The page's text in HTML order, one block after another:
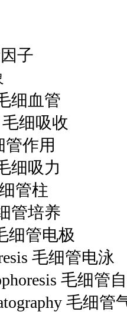
子
细血管
毛细吸收
管作用
细吸力
管柱
管培养
细管电极
毛细管电泳
毛细管
毛细管